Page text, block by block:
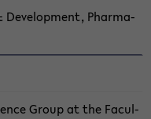
De­ve­lo­p­ment, Phar­ma­
Group at the Fa­cul­